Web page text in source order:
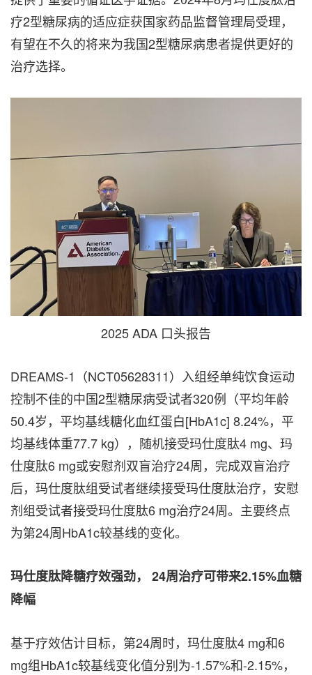
疗2型糖尿病的适应症获国家药品监督管理局受理，
有望在不久的将来为我国2型糖尿病患者提供更好的
治疗选择。
2025 ADA 口头报告
DREAMS-1（NCT05628311）入组经单纯饮食运动
控制不佳的中国2型糖尿病受试者320例（平均年龄
50.4岁，平均基线糖化血红蛋白[HbA1c] 8.24%，平
均基线体重77.7 kg），随机接受玛仕度肽4 mg、玛
仕度肽6 mg或安慰剂双盲治疗24周，完成双盲治疗
后，玛仕度肽组受试者继续接受玛仕度肽治疗，安慰
剂组受试者接受玛仕度肽6 mg治疗24周。主要终点
为第24周HbA1c较基线的变化。
玛仕度肽降糖疗效强劲，
24周治疗可带来2.15%血糖
降幅
基于疗效估计目标，第24周时，玛仕度肽4 mg和6
mg组HbA1c较基线变化值分别为-1.57%和-2.15%，